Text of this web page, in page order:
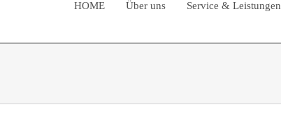
HOME Über uns Service & Leistungen